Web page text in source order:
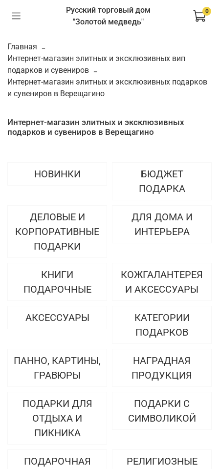
Русский торговый дом
"Золотой медведь"
0
Главная
Интернет-магазин элитных и эксклюзивных вип
подарков и сувениров
Интернет-магазин элитных и эксклюзивных подарков
и сувениров в Верещагино
Интернет-магазин элитных и эксклюзивных
подарков и сувениров в Верещагино
НОВИНКИ
БЮДЖЕТ
ПОДАРКА
ДЕЛОВЫЕ И
КОРПОРАТИВНЫЕ
ПОДАРКИ
ДЛЯ ДОМА И
ИНТЕРЬЕРА
КНИГИ
ПОДАРОЧНЫЕ
КОЖГАЛАНТЕРЕЯ
И АКСЕССУАРЫ
АКСЕССУАРЫ
КАТЕГОРИИ
ПОДАРКОВ
ПАННО, КАРТИНЫ,
ГРАВЮРЫ
НАГРАДНАЯ
ПРОДУКЦИЯ
ПОДАРКИ ДЛЯ
ОТДЫХА И
ПИКНИКА
ПОДАРКИ С
СИМВОЛИКОЙ
ПОДАРОЧНАЯ
РЕЛИГИОЗНЫЕ